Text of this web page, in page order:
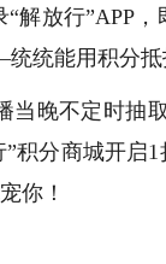
“解放行”APP
统能用积分抵
当晚不定时抽
”积分商城开
你！